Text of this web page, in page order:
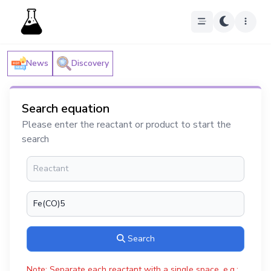
News Discovery
Search equation
Please enter the reactant or product to start the
search
Search